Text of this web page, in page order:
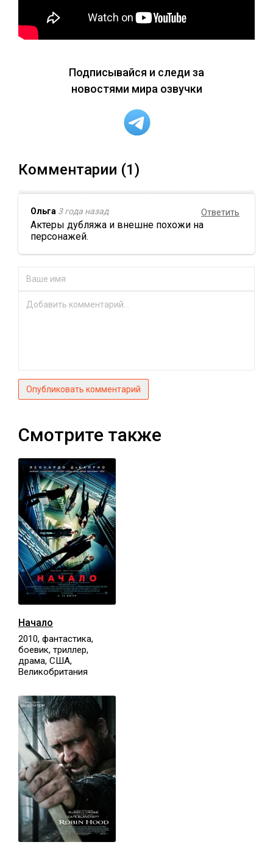
Подписывайся и следи за
новостями мира озвучки
Комментарии (1)
Ответить
Ольга 3 года назад
Актеры дубляжа и внешне похожи на
персонажей.
Опубликовать комментарий
Смотрите также
Начало
2010, фантастика,
боевик, триллер,
драма, США,
Великобритания